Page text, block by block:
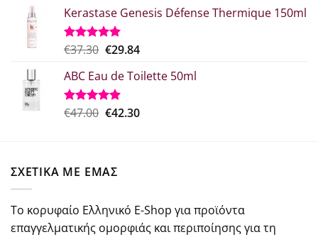
από 5
was:
€29.00.
τιμή
€21.75.
Kerastase Genesis Défense Thermique 150ml
Βαθμολογήθηκε
από 5
€37.30 Original
was:
€37.30.
€29.84Η
τιμή
€29.84.
ABC Eau de Toilette 50ml
Βαθμολογήθηκε
€47.00 Original
€42.30Η
ΣΧΕΤΙΚΑ ΜΕ ΕΜΑΣ
Το κορυφαίο Ελληνικό E-Shop για προϊόντα
επαγγελματικής ομορφιάς και περιποίησης για τη